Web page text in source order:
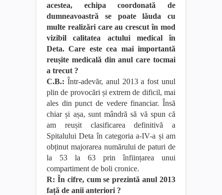
acestea, echipa coordonată de
dumneavoastră se poate lăuda cu
multe realizări care au crescut în mod
vizibil calitatea actului medical în
Deta. Care este cea mai importantă
reușite medicală din anul care tocmai
a trecut ?
C.B.: Într-adevăr, anul 2013 a fost unul
plin de provocări și extrem de dificil, mai
ales din punct de vedere financiar. Însă
chiar și așa, sunt mândră să vă spun că
am reușit clasificarea definitivă a
Spitalului Deta în categoria a-IV-a și am
obținut majorarea numărului de paturi de
la 53 la 63 prin înființarea unui
compartiment de boli cronice.
R: În cifre, cum se prezintă anul 2013
față de anii anteriori ?